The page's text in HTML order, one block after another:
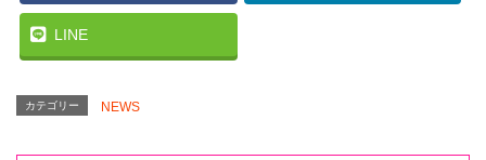
LINE
カテゴリー NEWS